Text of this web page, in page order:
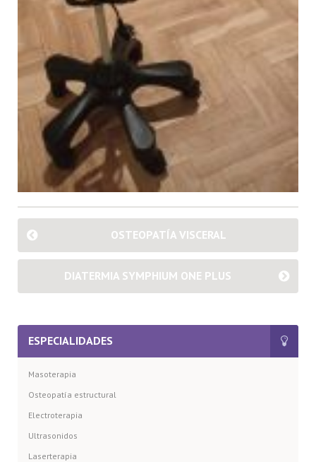
OSTEOPATÍA VISCERAL
DIATERMIA SYMPHIUM ONE PLUS
ESPECIALIDADES
Masoterapia
Osteopatía estructural
Electroterapia
Ultrasonidos
Laserterapia